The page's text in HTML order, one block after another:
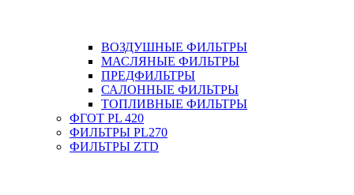
ВОЗДУШНЫЕ ФИЛЬТРЫ
МАСЛЯНЫЕ ФИЛЬТРЫ
ПРЕДФИЛЬТРЫ
САЛОННЫЕ ФИЛЬТРЫ
ТОПЛИВНЫЕ ФИЛЬТРЫ
ФГОТ PL 420
ФИЛЬТРЫ PL270
ФИЛЬТРЫ ZTD